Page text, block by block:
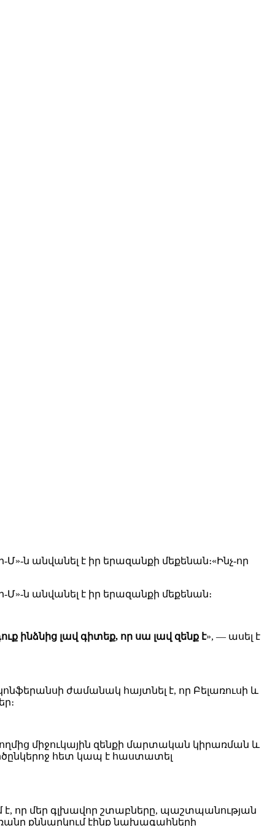
ն անվանել է իր երազանքի մեքենան։«Ինչ-որ
ն անվանել է իր երազանքի մեքենան։
ինձնից լավ գիտեք, որ սա լավ զենք է», — ասել է
ժամանակ հայտնել է, որ Բելառուսի և
միջուկային զենքի մարտական կիրառման և
հետ կապ է հաստատել
որ մեր գլխավոր շտաբները, պաշտպանության
քննարկում էինք նախագահների